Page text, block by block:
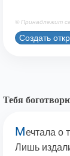
© Принадлежит
Создать
Тебя
Мечтала о
Лишь